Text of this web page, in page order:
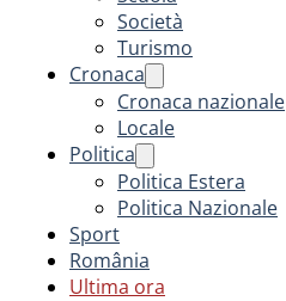
Società
Turismo
Cronaca
Cronaca nazionale
Locale
Politica
Politica Estera
Politica Nazionale
Sport
România
Ultima ora